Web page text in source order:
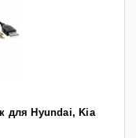
для Hyundai, Kia